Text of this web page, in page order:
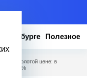
Полезное
по золотой цене: в
на 50%